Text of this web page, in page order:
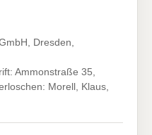
Dresden,
Ammonstraße 35,
Morell, Klaus,